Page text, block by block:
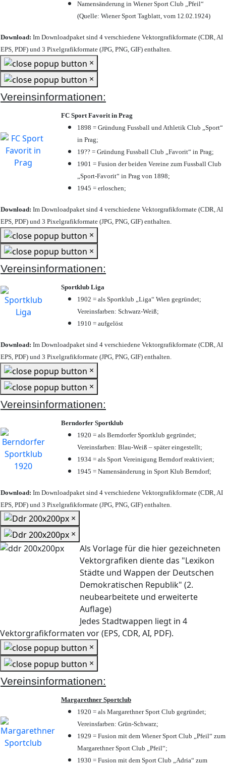
Namensänderung in Wiener Sport Club „Pfeil“
(Quelle: Wiener Sport Tagblatt, vom 12.02.1924)
Download: Im Downloadpaket sind 4 verschiedene Vektorgrafikformate (CDR, AI
EPS, PDF) und 3 Pixelgrafikformate (JPG, PNG, GIF) enthalten.
×
×
Vereinsinformationen:
FC Sport Favorit in Prag
1898 = Gründung Fussball und Athletik Club „Sport“
in Prag;
19?? = Gründung Fussball Club „Favorit“ in Prag;
1901 = Fusion der beiden Vereine zum Fussball Club
„Sport-Favorit“ in Prag von 1898;
1945 = erloschen;
Download: Im Downloadpaket sind 4 verschiedene Vektorgrafikformate (CDR, AI
EPS, PDF) und 3 Pixelgrafikformate (JPG, PNG, GIF) enthalten.
×
×
Vereinsinformationen:
Sportklub Liga
1902 = als Sportklub „Liga“ Wien gegründet;
Vereinsfarben: Schwarz-Weiß;
1910 = aufgelöst
Download: Im Downloadpaket sind 4 verschiedene Vektorgrafikformate (CDR, AI
EPS, PDF) und 3 Pixelgrafikformate (JPG, PNG, GIF) enthalten.
×
×
Vereinsinformationen:
Berndorfer Sportklub
1920 = als Berndorfer Sportklub gegründet;
Vereinsfarben: Blau-Weiß – später eingestellt;
1934 = als Sport Vereinigung Berndorf reaktiviert;
1945 = Namensänderung in Sport Klub Berndorf;
Download: Im Downloadpaket sind 4 verschiedene Vektorgrafikformate (CDR, AI
EPS, PDF) und 3 Pixelgrafikformate (JPG, PNG, GIF) enthalten.
×
×
Als Vorlage für die hier gezeichneten
Vektorgrafiken diente das "Lexikon
Städte und Wappen der Deutschen
Demokratischen Republik" (2.
neubearbeitete und erweiterte
Auflage)
Jedes Stadtwappen liegt in 4
Vektorgrafikformaten vor (EPS, CDR, AI, PDF).
×
×
Vereinsinformationen:
Margarethner Sportclub
1920 = als Margarethner Sport Club gegründet;
Vereinsfarben: Grün-Schwarz;
1929 = Fusion mit dem Wiener Sport Club „Pfeil“ zum
Margarethner Sport Club „Pfeil“;
1930 = Fusion mit dem Sport Club „Adria“ zum